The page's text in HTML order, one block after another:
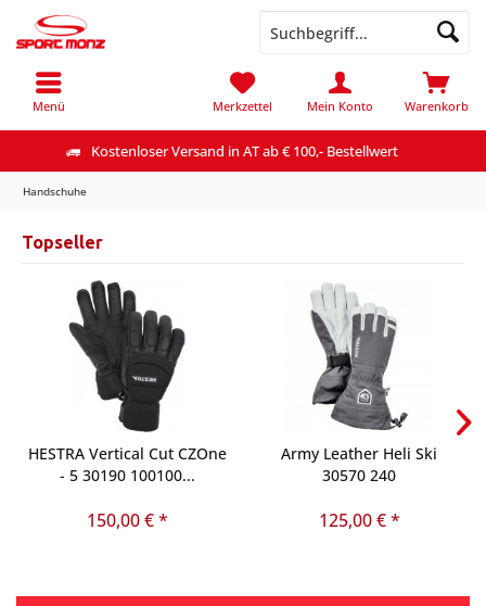
Kostenloser Versand in AT ab € 100,- Bestellwert
Menü Warenkorb
Merkzettel Mein Konto
Handschuhe
Topseller
HESTRA Vertical Cut CZOne
- 5 30190 100100...
150,00 € *
Army Leather Heli Ski
30570 240
125,00 € *